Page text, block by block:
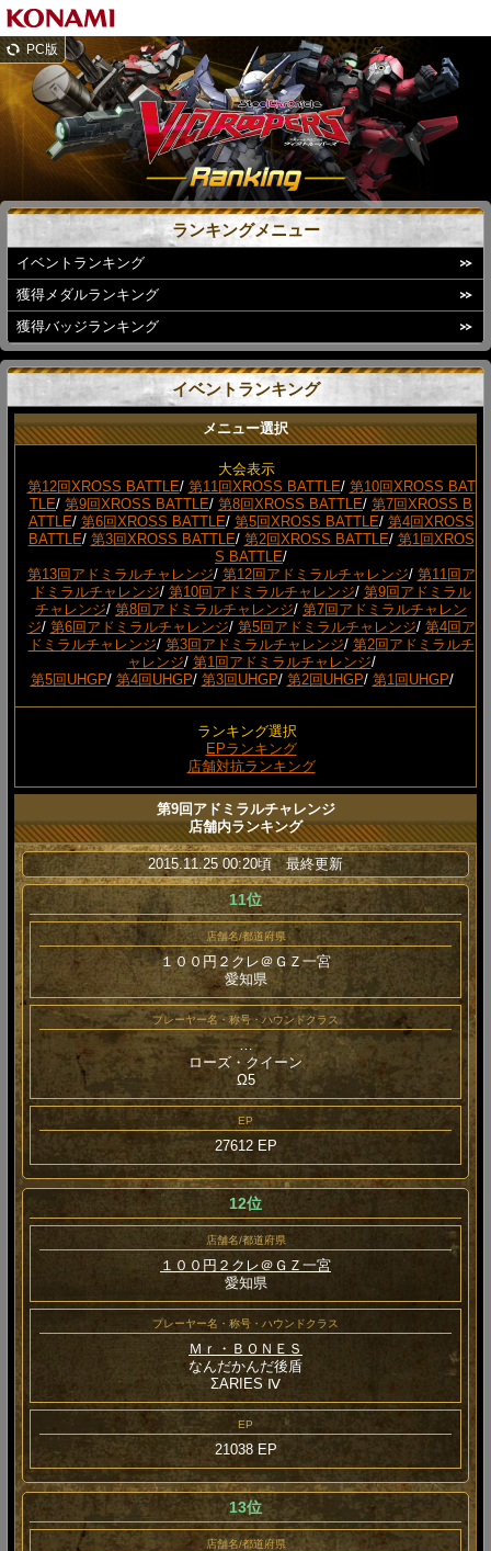
PC版
ランキングメニュー
イベントランキング
獲得メダルランキング
獲得バッジランキング
イベントランキング
メニュー選択
大会表示
第12回XROSS BATTLE/ 第11回XROSS BATTLE/ 第10回XROSS BAT
TLE/ 第9回XROSS BATTLE/ 第8回XROSS BATTLE/ 第7回XROSS B
ATTLE/ 第6回XROSS BATTLE/ 第5回XROSS BATTLE/ 第4回XROSS
BATTLE/ 第3回XROSS BATTLE/ 第2回XROSS BATTLE/ 第1回XROS
S BATTLE/
第13回アドミラルチャレンジ/ 第12回アドミラルチャレンジ/ 第11回ア
ドミラルチャレンジ/ 第10回アドミラルチャレンジ/ 第9回アドミラル
チャレンジ/ 第8回アドミラルチャレンジ/ 第7回アドミラルチャレン
ジ/ 第6回アドミラルチャレンジ/ 第5回アドミラルチャレンジ/ 第4回ア
ドミラルチャレンジ/ 第3回アドミラルチャレンジ/ 第2回アドミラルチ
ャレンジ/ 第1回アドミラルチャレンジ/
第5回UHGP/ 第4回UHGP/ 第3回UHGP/ 第2回UHGP/ 第1回UHGP/
ランキング選択
EPランキング
店舗対抗ランキング
第9回アドミラルチャレンジ
店舗内ランキング
2015.11.25 00:20頃 最終更新
11位
店舗名/都道府県
１００円２クレ＠ＧＺ一宮
愛知県
プレーヤー名・称号・ハウンドクラス
…
ローズ・クイーン
Ω5
EP
27612 EP
12位
店舗名/都道府県
１００円２クレ＠ＧＺ一宮
愛知県
プレーヤー名・称号・ハウンドクラス
Ｍｒ・ＢＯＮＥＳ
なんだかんだ後盾
ΣARIES Ⅳ
EP
21038 EP
13位
店舗名/都道府県